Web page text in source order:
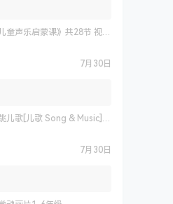
声乐启蒙课》共28节 视频课程
7月30日
歌[儿歌 Song & Music] 艾米咕噜
7月30日